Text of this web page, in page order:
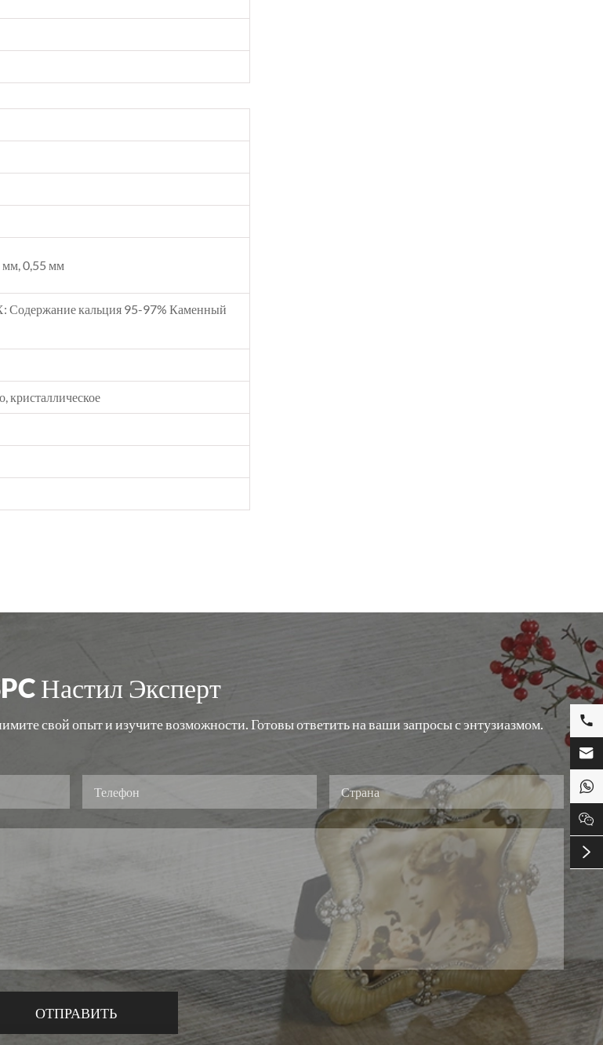
мм, 0,55 мм
кальция 95-97% Каменный
кристаллическое
Настил Эксперт
свой опыт и изучите возможности. Готовы ответить на ваши запросы с энтузиазмом.




